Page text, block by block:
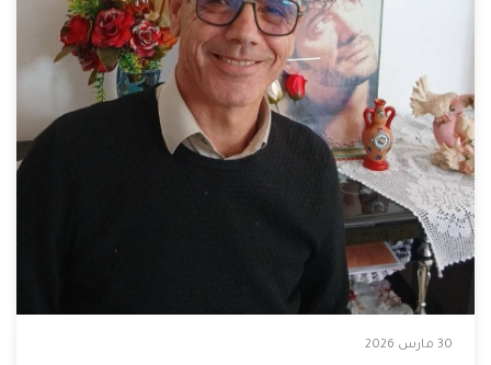
30 مارس 2026